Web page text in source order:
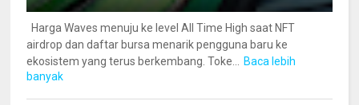
Harga Waves menuju ke level All Time High saat NFT
airdrop dan daftar bursa menarik pengguna baru ke
ekosistem yang terus berkembang. Toke...
Baca lebih
banyak